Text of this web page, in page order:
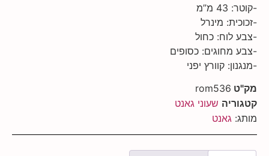
מינרל
כחול
כסופים
קוורץ יפני
rom536
שעוני גאנט
גאנט